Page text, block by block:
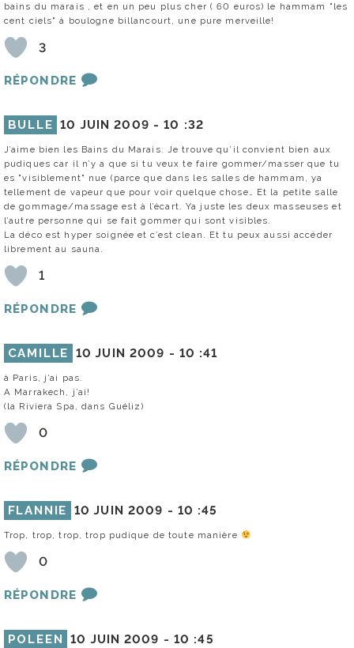
bains du marais , et en un peu plus cher ( 60 euros) le hammam "les
cent ciels" à boulogne billancourt, une pure merveille!
3
RÉPONDRE
BULLE 10 JUIN 2009 -10 :32
J’aime bien les Bains du Marais. Je trouve qu’il convient bien aux
pudiques car il n’y a que si tu veux te faire gommer/masser que tu
es "visiblement" nue (parce que dans les salles de hammam, ya
tellement de vapeur que pour voir quelque chose… Et la petite salle
de gommage/massage est à l’écart. Ya juste les deux masseuses et
l’autre personne qui se fait gommer qui sont visibles.
La déco est hyper soignée et c’est clean. Et tu peux aussi accéder
librement au sauna.
1
RÉPONDRE
CAMILLE 10 JUIN 2009 - 10 :41
à Paris, j’ai pas.
A Marrakech, j’ai!
(la Riviera Spa, dans Guéliz)
0
RÉPONDRE
FLANNIE 10 JUIN 2009 - 10 :45
Trop, trop, trop, trop pudique de toute manière
0
RÉPONDRE
POLEEN 10 JUIN 2009 - 10 :45